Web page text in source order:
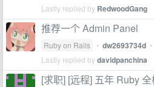
Lastly replied by RedwoodGang
推荐一个 Admin Panel
Ruby on Rails • dw2693734d •
Lastly replied bydavidpanchina
[求职] [远程] 五年 Ruby